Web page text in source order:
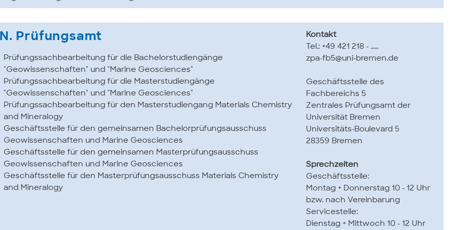
Prüfungsamt
Prüfungssachbearbeitung für die Bachelorstudiengänge
"Geowissenschaften" und "Marine Geosciences"
Prüfungssachbearbeitung für die Masterstudiengänge
"Geowissenschaften" und "Marine Geosciences"
Prüfungssachbearbeitung für den Masterstudiengang Materials Chemistry
and Mineralogy
Geschäftsstelle für den gemeinsamen Bachelorprüfungsausschuss
Geowissenschaften und Marine Geosciences
Geschäftsstelle für den gemeinsamen Masterprüfungsausschuss
Geowissenschaften und Marine Geosciences
Geschäftsstelle für den Masterprüfungsausschuss Materials Chemistry
and Mineralogy
Kontakt
Tel.: +49 421 218 - .....
zpa-fb5@uni-bremen.de
Geschäftsstelle des
Fachbereichs 5
Zentrales Prüfungsamt der
Universität Bremen
Universitäts-Boulevard 5
28359 Bremen
Sprechzeiten
Geschäftsstelle:
Montag + Donnerstag 10 - 12 Uhr
bzw. nach Vereinbarung
Servicestelle:
Dienstag + Mittwoch 10 - 12 Uhr